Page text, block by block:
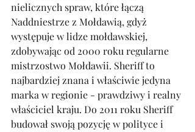
nielicznych spraw, które łączą
Naddniestrze z Mołdawią, gdyż
występuje w lidze mołdawskiej,
zdobywając od 2000 roku regularne
mistrzostwo Mołdawii. Sheriff to
najbardziej znana i właściwie jedyna
marka w regionie - prawdziwy i realny
właściciel kraju. Do 2011 roku Sheriff
budował swoją pozycję w polityce i